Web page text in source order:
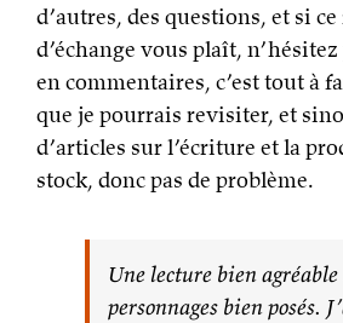
d’autres, des questions, et si
d’échange vous plaît, n’hésitez
en commentaires, c’est tout à
que je pourrais revisiter, et
d’articles sur l’écriture et la
stock, donc pas de problème.
Une lecture bien
personnages bien posés.